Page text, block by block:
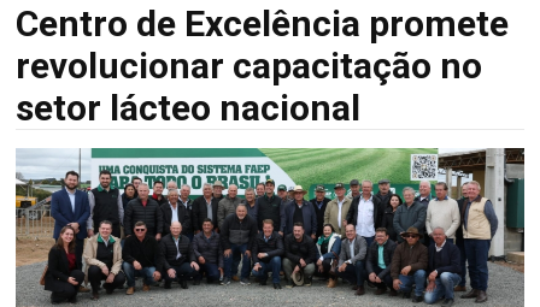
Centro de Excelência promete
revolucionar capacitação no
setor lácteo nacional